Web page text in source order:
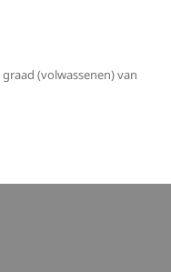
graad (volwassenen) van